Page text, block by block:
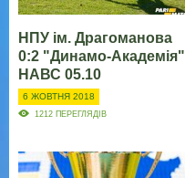
НПУ ім. Драгоманова
0:2 "Динамо-Академія"
НАВС 05.10
6 ЖОВТНЯ 2018
1212 ПЕРЕГЛЯДІВ